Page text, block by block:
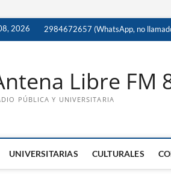
2026 2984672657 (WhatsApp, no
Libre FM
PÚBLICA Y UNIVERSITARIA
UNIVERSITARIAS CULTURALES